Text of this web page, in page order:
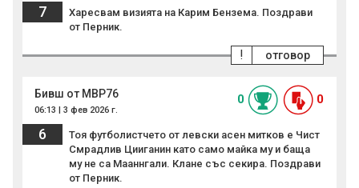
7
Харесвам визията на Карим Бензема. Поздрави
от Перник.
отговор
!
Бивш от МВР76
06:13 | 3 фев 2026 г.
0 0
6
Тоя футболистчето от левски асен митков е Чист
Смрадлив Цииганин като само майка му и баща
му не са Мааннгали. Клане със секира. Поздрави
от Перник.